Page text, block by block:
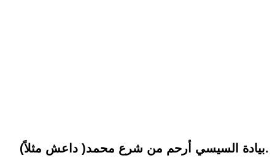
بيادة السيسي أرحم من شرع محمد( داعش مثلاً).